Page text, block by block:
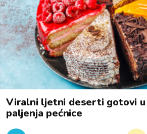
Viralni ljetni deserti gotovi
paljenja pećnice